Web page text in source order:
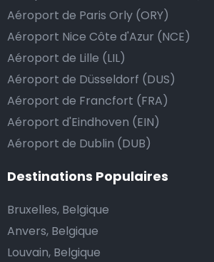
Aéroport de Paris Orly (ORY)
Aéroport Nice Côte d'Azur (NCE)
Aéroport de Lille (LIL)
Aéroport de Düsseldorf (DUS)
Aéroport de Francfort (FRA)
Aéroport d'Eindhoven (EIN)
Aéroport de Dublin (DUB)
Destinations Populaires
Bruxelles, Belgique
Anvers, Belgique
Louvain, Belgique